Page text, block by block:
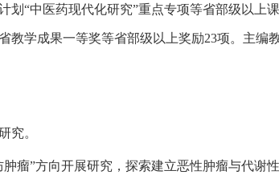
划“中医药现代化研究”重点专项等省部级以
教学成果一等奖等省部级以上奖励23项。主
究。
肿瘤”方向开展研究，探索建立恶性肿瘤与代